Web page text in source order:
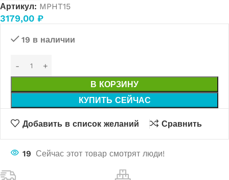
Артикул: MPHT15
3179,00 ₽
19 в наличии
В КОРЗИНУ
КУПИТЬ СЕЙЧАС
Добавить в список желаний Сравнить
19 Сейчас этот товар смотрят люди!